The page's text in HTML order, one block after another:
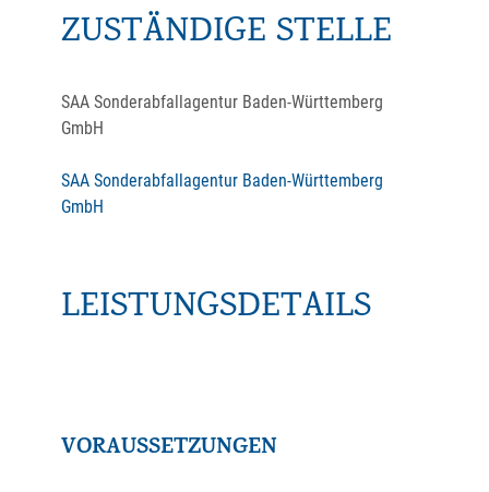
ZUSTÄNDIGE STELLE
SAA Sonderabfallagentur Baden-Württemberg
GmbH
SAA Sonderabfallagentur Baden-Württemberg
GmbH
LEISTUNGSDETAILS
VORAUSSETZUNGEN